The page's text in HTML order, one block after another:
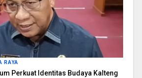
RAYA
Perkuat Identitas Budaya Kalteng